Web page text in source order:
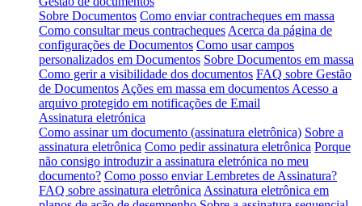
Sobre Documentos Como enviar contracheques em massa
Como consultar meus contracheques Acerca da página de
configurações de Documentos Como usar campos
personalizados em Documentos Sobre Documentos em massa
Como gerir a visibilidade dos documentos FAQ sobre Gestão
de Documentos Ações em massa em documentos Acesso a
arquivo protegido em notificações de Email
Assinatura eletrónica
Como assinar um documento (assinatura eletrônica) Sobre a
assinatura eletrônica Como pedir assinatura eletrônica Porque
não consigo introduzir a assinatura eletrónica no meu
documento? Como posso enviar Lembretes de Assinatura?
FAQ sobre assinatura eletrônica Assinatura eletrônica em